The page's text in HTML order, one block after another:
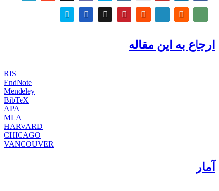
ارجاع به این مقاله
RIS
EndNote
Mendeley
BibTeX
APA
MLA
HARVARD
CHICAGO
VANCOUVER
آمار